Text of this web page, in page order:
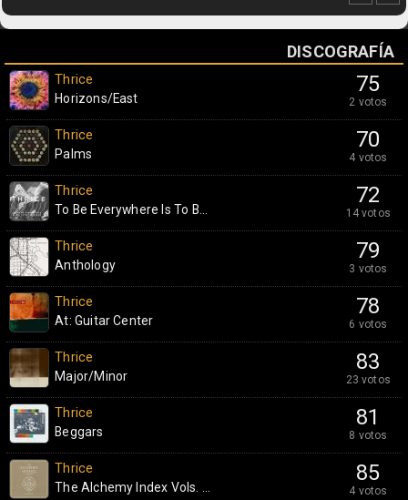
DISCOGRAFÍA
75
2 votos
Thrice
Horizons/East
70
4 votos
Thrice
Palms
72
14 votos
Thrice
To Be Everywhere Is To B...
79
3 votos
Thrice
Anthology
78
6 votos
Thrice
At: Guitar Center
83
23 votos
Thrice
Major/Minor
81
8 votos
Thrice
Beggars
85
4 votos
Thrice
The Alchemy Index Vols. ...